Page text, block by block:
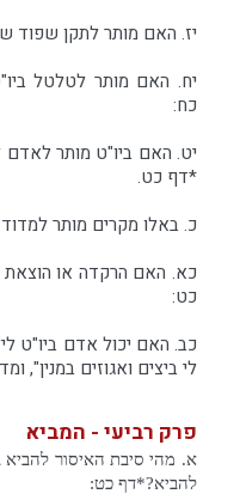
יז. האם מותר לתקן שפוד
יח. האם מותר לטלטל
כח:
יט. האם ביו"ט מותר לאדם
*דף כט.
כ. באלו מקרים מותר
כא. האם הרקדה או הוצאת
כט:
כב. האם יכול אדם ביו"ט
לי ביצים ואגוזים במנין",
פרק רביעי - המביא
א. מהי סיבת האיסור להביא
להביא?*דף כט: